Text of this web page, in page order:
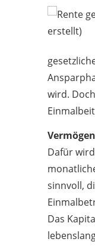
wird.
Dafür
sinnvoll,
Das